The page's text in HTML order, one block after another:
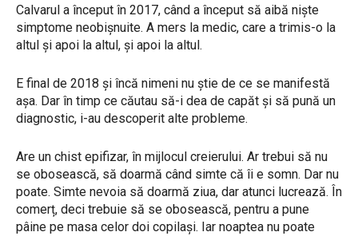
Calvarul a început în 2017, când a început să aibă niște
simptome neobișnuite. A mers la medic, care a trimis-o la
altul și apoi la altul, și apoi la altul.
E final de 2018 și încă nimeni nu știe de ce se manifestă
așa. Dar în timp ce căutau să-i dea de capăt și să pună un
diagnostic, i-au descoperit alte probleme.
Are un chist epifizar, în mijlocul creierului. Ar trebui să nu
se obosească, să doarmă când simte că îi e somn. Dar nu
poate. Simte nevoia să doarmă ziua, dar atunci lucrează. În
comerț, deci trebuie să se obosească, pentru a pune
pâine pe masa celor doi copilași. Iar noaptea nu poate